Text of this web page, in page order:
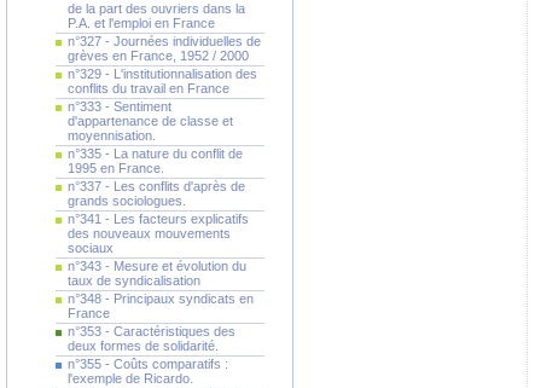
de la part des ouvriers dans la
P.A. et l'emploi en France
n°327 - Journées individuelles de
grèves en France, 1952 / 2000
n°329 - L'institutionnalisation des
conflits du travail en France
n°333 - Sentiment
d'appartenance de classe et
moyennisation.
n°335 - La nature du conflit de
1995 en France.
n°337 - Les conflits d'après de
grands sociologues.
n°341 - Les facteurs explicatifs
des nouveaux mouvements
sociaux
n°343 - Mesure et évolution du
taux de syndicalisation
n°348 - Principaux syndicats en
France
n°353 - Caractéristiques des
deux formes de solidarité.
n°355 - Coûts comparatifs :
l'exemple de Ricardo.